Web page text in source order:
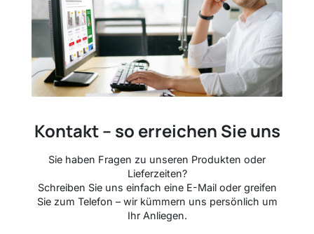
Kontakt – so erreichen Sie uns
Sie haben Fragen zu unseren Produkten oder
Lieferzeiten?
Schreiben Sie uns einfach eine E-Mail oder greifen
Sie zum Telefon – wir kümmern uns persönlich um
Ihr Anliegen.